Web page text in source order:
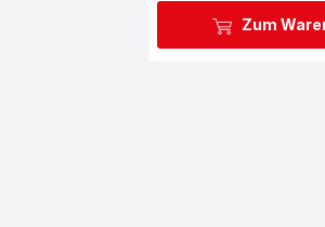
Zum